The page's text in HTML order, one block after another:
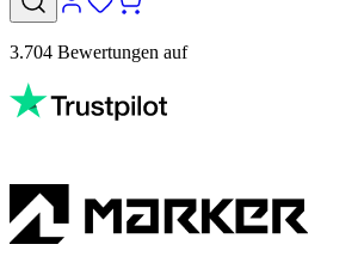
3.704 Bewertungen auf